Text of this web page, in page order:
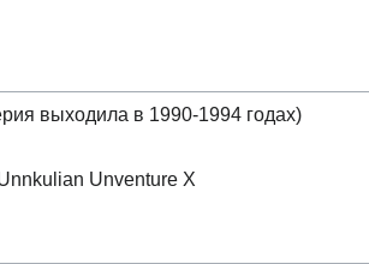
выходила в 1990-1994 годах)
Unventure X